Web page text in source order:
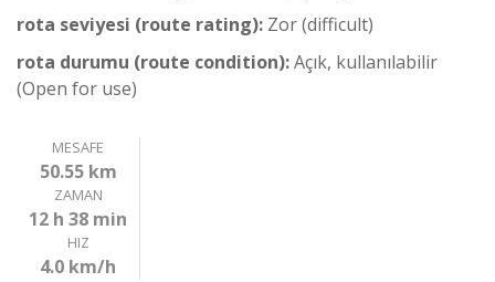
rota seviyesi (route rating): Zor (difficult)
rota durumu (route condition):Açık, kullanılabilir
(Open for use)
MESAFE
50.55 km
ZAMAN
12 h 38 min
HIZ
4.0 km/h